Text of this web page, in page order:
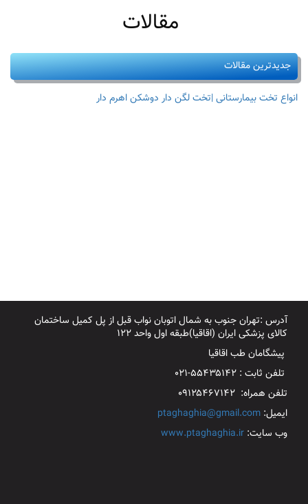
مقالات
جدیدترین مقالات
انواع تخت بیمارستانی |تخت لگن دار دوشکن اهرم دار
آدرس :تهران جنوب به شمال اتوبان نواب قبل از پل کمیل ساختمان
کالای پزشکی ایران (اقاقیا)طبقه اول واحد ۱۲۲
پیشگامان طب اقاقیا
تلفن ثابت : ۵۵۴۳۵۱۴۲-۰۲۱
تلفن همراه: ۰۹۱۲۵۴۶۷۱۴۲
ایمیل: ptaghaghia@gmail.com
وب سایت: www.ptaghaghia.ir